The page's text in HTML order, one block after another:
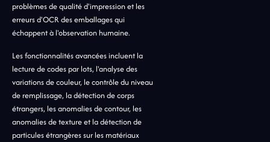
problèmes de qualité d'impression et les
erreurs d'OCR des emballages qui
échappent à l'observation humaine.
Les fonctionnalités avancées incluent la
lecture de codes par lots, l'analyse des
variations de couleur, le contrôle du niveau
de remplissage, la détection de corps
étrangers, les anomalies de contour, les
anomalies de texture et la détection de
particules étrangères sur les matériaux